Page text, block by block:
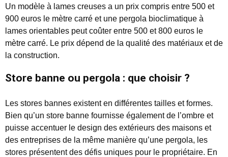
Un modèle à lames creuses a un prix compris entre 500 et
900 euros le mètre carré et une pergola bioclimatique à
lames orientables peut coûter entre 500 et 800 euros le
mètre carré. Le prix dépend de la qualité des matériaux et de
la construction.
Store banne ou pergola : que choisir ?
Les stores bannes existent en différentes tailles et formes.
Bien qu’un store banne fournisse également de l’ombre et
puisse accentuer le design des extérieurs des maisons et
des entreprises de la même manière qu’une pergola, les
stores présentent des défis uniques pour le propriétaire. En